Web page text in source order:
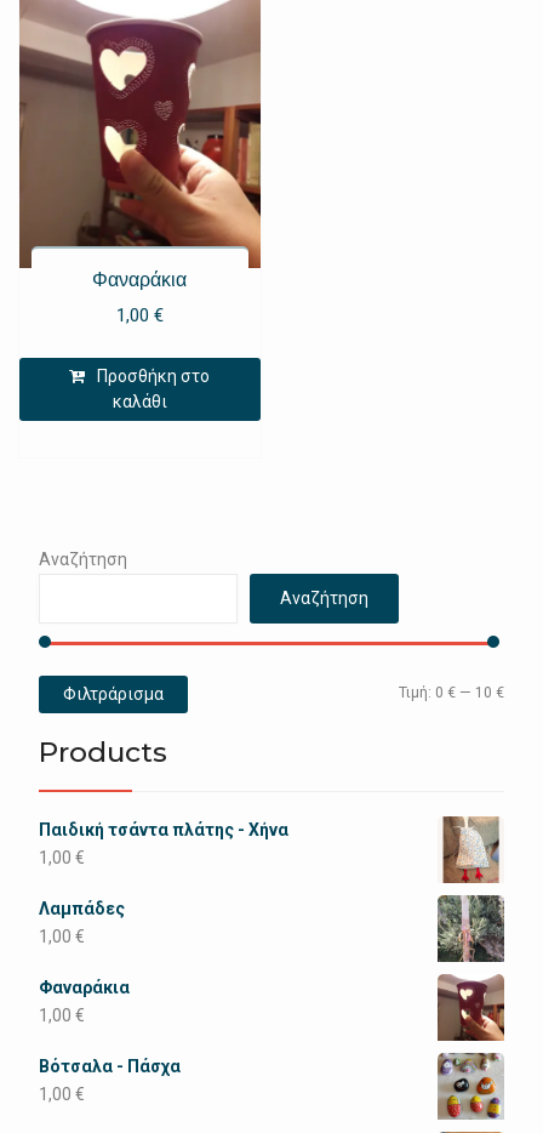
Φαναράκια
1,00 €
Προσθήκη στο
καλάθι
Αναζήτηση
Αναζήτηση
Φιλτράρισμα Τιμή: 0 € — 10 €
Products
Παιδική τσάντα πλάτης - Χήνα
1,00 €
Λαμπάδες
1,00 €
Φαναράκια
1,00 €
Βότσαλα - Πάσχα
1,00 €